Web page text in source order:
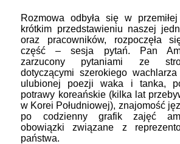
Rozmowa odbyła się w
krótkim przedstawieniu naszej
oraz pracowników, rozpoczęła
część – sesja pytań. Pan
zarzucony pytaniami ze
dotyczącymi szerokiego
ulubionej poezji waka i tanka,
potrawy koreańskie (kilka lat
w Korei Południowej), znajomość
po codzienny grafik zajęć
obowiązki związane z
państwa.